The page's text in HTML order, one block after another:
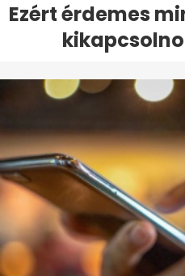
Ezért érdemes